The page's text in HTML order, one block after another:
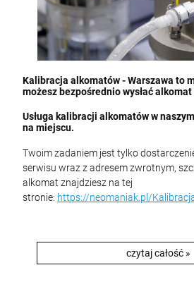
Kalibracja alkomatów - Warszawa to
możesz bezpośrednio wysłać
Usługa kalibracji alkomatów w
na miejscu.
Twoim zadaniem jest tylko
serwisu wraz z adresem zwrotnym,
alkomat znajdziesz na tej
stronie: https://neomaniak.pl/
czytaj całość »